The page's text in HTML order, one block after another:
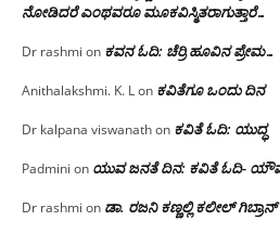
ನೋಡಿದರೆ ಎಂಥವರೂ ಮೂಕವಿಸ್ಮಿತರಾಗುತ್ತಾರೆ…
Dr rashmi on ಕವನ ಓದಿ: ಚೆರ್ರಿ ಹೂವಿನ ಪ್ರೇಮ…
Anithalakshmi. K. Lon ಕವಿತೆಗೂ ಒಂದು ದಿನ
Dr kalpana viswanathon ಕವಿತೆ ಓದಿ: ಯುದ್ಧ
Padmini on ಯುವ ಜನತೆ ದಿನ: ಕವಿತೆ ಓದಿ-
Dr rashmi on ಡಾ. ರಜನಿ‌ ಕಣ್ಣಲ್ಲಿ ಕಲೀಲ್